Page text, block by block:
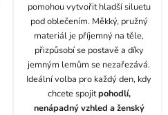
pomohou vytvořit hladší siluetu
pod oblečením. Měkký, pružný
materiál je příjemný na těle,
přizpůsobí se postavě a díky
jemným lemům se nezařezává.
Ideální volba pro každý den, kdy
chcete spojitpohodlí,
nenápadný vzhled a ženský